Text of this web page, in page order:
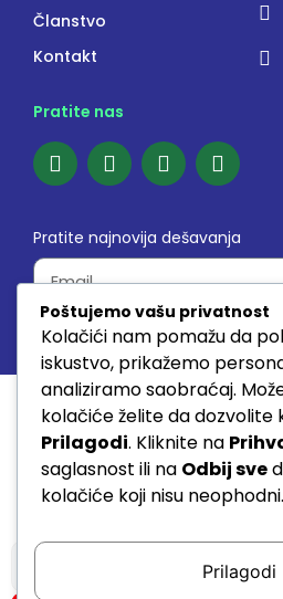
Članstvo
Kontakt
Pratite nas
Pratite najnovija dešavanja
© 2026. SVA PRAVA
Poštujemo vašu privatnost
Kolačići nam pomažu da
iskustvo, prikažemo
analiziramo saobraćaj.
kolačiće želite da dozvolite
Prilagodi. Kliknite na
saglasnost ili na Odbij sve
kolačiće koji nisu neophodni.
Prilagodi